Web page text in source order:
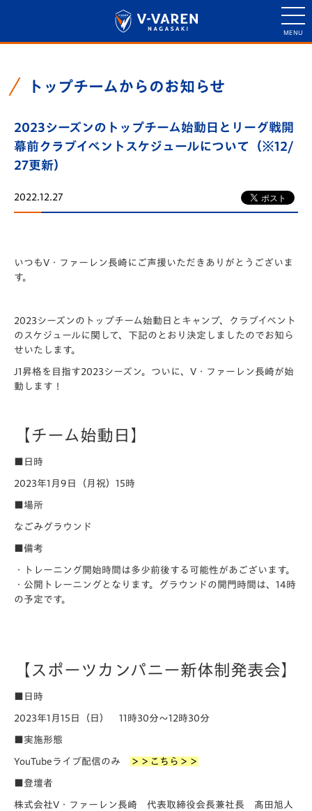
トップチームからのお知らせ
2023シーズンのトップチーム始動日とリーグ戦開
幕前クラブイベントスケジュールについて（※12/
27更新）
2022.12.27
いつもV・ファーレン長崎にご声援いただきありがとうございま
す。
2023シーズンのトップチーム始動日とキャンプ、クラブイベント
のスケジュールに関して、下記のとおり決定しましたのでお知ら
せいたします。
J1昇格を目指す2023シーズン。ついに、V・ファーレン長崎が始
動します！
【チーム始動日】
■日時
2023年1月9日（月祝）15時
■場所
なごみグラウンド
■備考
・トレーニング開始時間は多少前後する可能性があございます。
・公開トレーニングとなります。グラウンドの開門時間は、14時
の予定です。
【スポーツカンパニー新体制発表会】
■日時
2023年1月15日（日） 11時30分～12時30分
■実施形態
YouTubeライブ配信のみ ＞＞こちら＞＞
■登壇者
株式会社V・ファーレン長崎 代表取締役会長兼社長 髙田旭人